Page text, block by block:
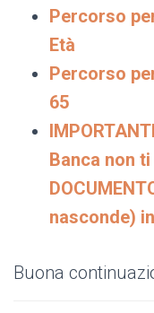
Percorso
Età
Percorso
65
Banca non
nasconde)
Buona